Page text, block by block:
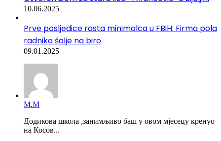
10.06.2025
Prve posljedice rasta minimalca u FBiH: Firma pola
radnika šalje na biro
09.01.2025
М.М
Додикова школа ,занимљиво баш у овом мјесецу кренуо
на Косов...